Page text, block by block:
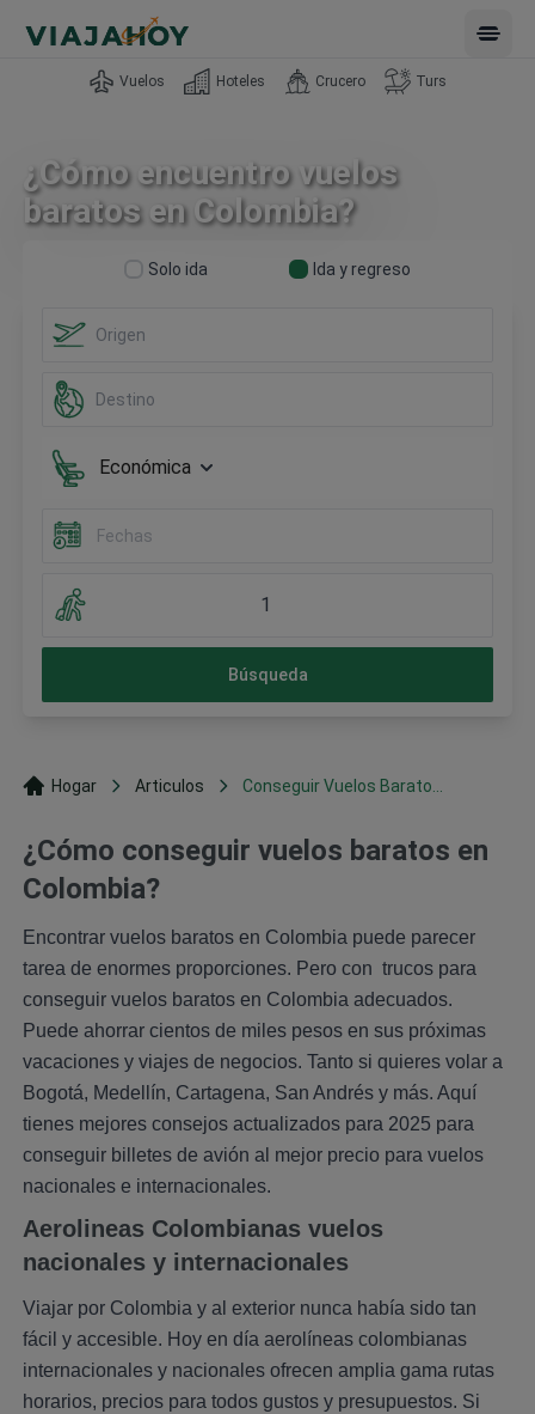
Open
Vuelos Hoteles Crucero Turs
¿Cómo encuentro vuelos
baratos en Colombia?
Solo ida Ida y regreso
Económica
1
Búsqueda
Hogar Articulos Conseguir Vuelos Barato...
¿Cómo conseguir vuelos baratos en
Colombia?
Encontrar vuelos baratos en Colombia puede parecer
tarea de enormes proporciones. Pero con trucos para
conseguir vuelos baratos en Colombia adecuados.
Puede ahorrar cientos de miles pesos en sus próximas
vacaciones y viajes de negocios. Tanto si quieres volar a
Bogotá, Medellín, Cartagena, San Andrés y más. Aquí
tienes mejores consejos actualizados para 2025 para
conseguir billetes de avión al mejor precio para vuelos
nacionales e internacionales.
Aerolineas Colombianas vuelos
nacionales y internacionales
Viajar por Colombia y al exterior nunca había sido tan
fácil y accesible. Hoy en día aerolíneas colombianas
internacionales y nacionales ofrecen amplia gama rutas
horarios, precios para todos gustos y presupuestos. Si